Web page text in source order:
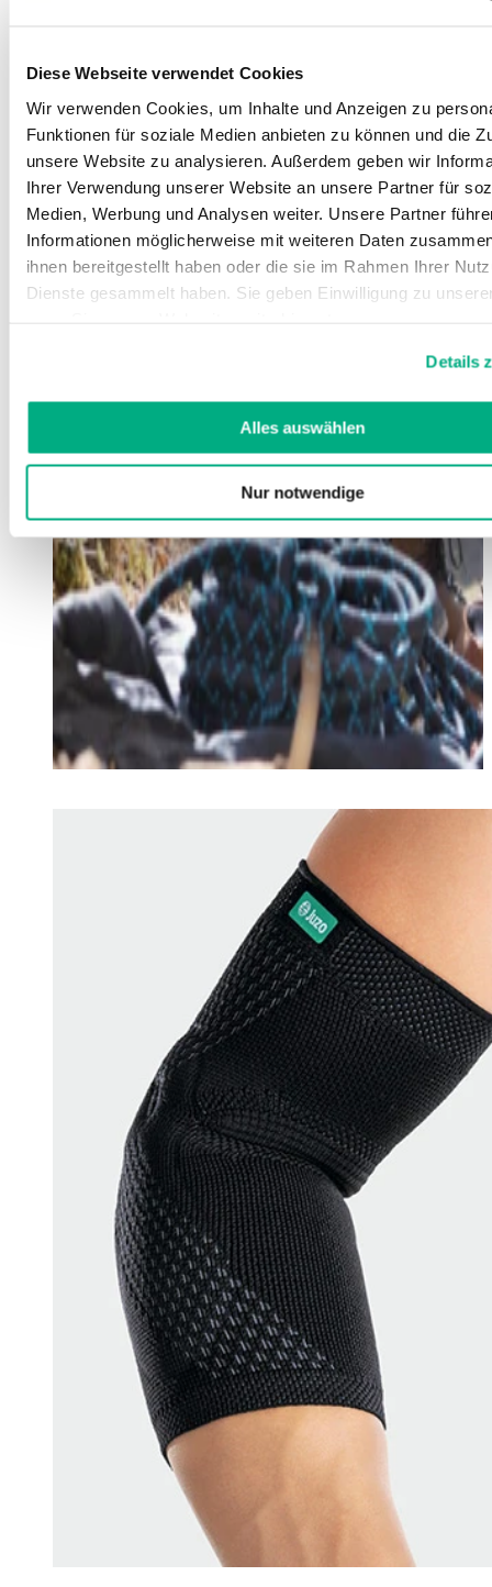
Diese Webseite verwendet Cookies
Wir verwenden Cookies, um Inhalte und Anzeigen zu
Funktionen für soziale Medien anbieten zu können und die
unsere Website zu analysieren. Außerdem geben wir
Ihrer Verwendung unserer Website an unsere Partner für
Medien, Werbung und Analysen weiter. Unsere Partner
Informationen möglicherweise mit weiteren Daten
ihnen bereitgestellt haben oder die sie im Rahmen Ihrer
Dienste gesammelt haben. Sie geben Einwilligung zu
Details
Alles auswählen
Nur notwendige